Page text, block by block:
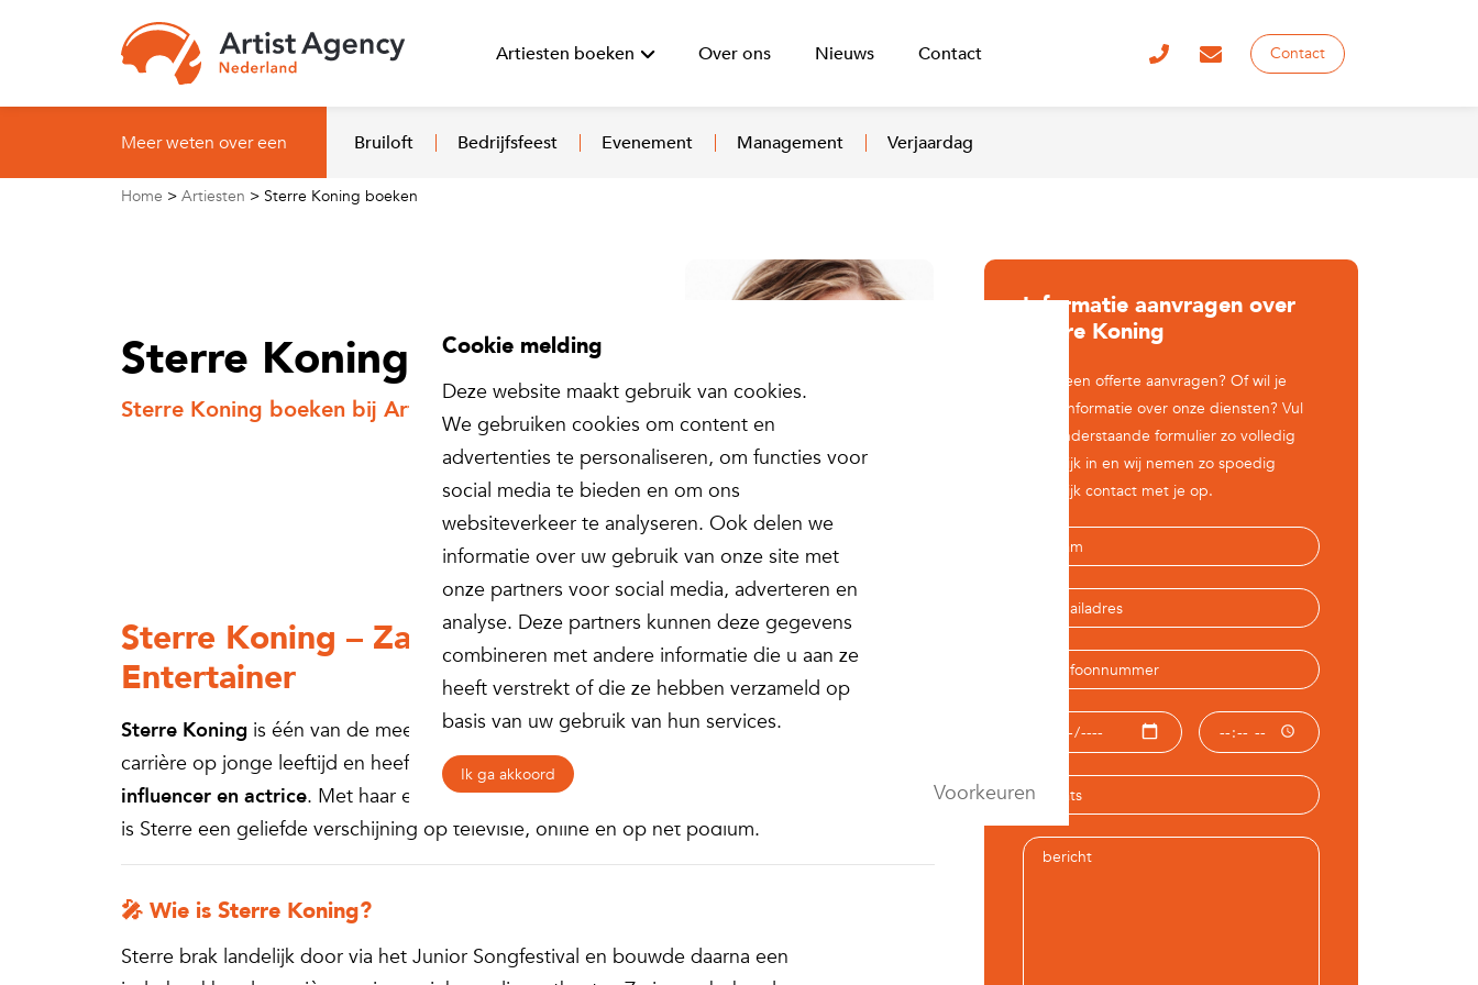
Naar hoofdinhoud
Artiesten boeken Over ons Nieuws Contact Contact
Meer weten over een Bruiloft Bedrijfsfeest Evenement Management Verjaardag
Home > Artiesten > Sterre Koning boeken
Sterre Koning boeken
Sterre Koning boeken bij Artist Agency Nederland
Sterre Koning – Zangeres, Presentatrice & Allround
Entertainer
Sterre Koningis één van de meest veelzijdige talenten van Nederland. Ze begon haar
carrière op jonge leeftijd en heeft sindsdien naam gemaakt als
influencer en actrice. Met haar energieke uitstraling, frisse sound en professionele aanpak
is Sterre een geliefde verschijning op televisie, online én op het podium.
🎤 Wie is Sterre Koning?
Sterre brak landelijk door via het Junior Songfestival en bouwde daarna een
Informatie aanvragen over
Sterre Koning
Wil je een offerte aanvragen? Of wil je
meer informatie over onze diensten? Vul
dan onderstaande formulier zo volledig
mogelijk in en wij nemen zo spoedig
mogelijk contact met je op.
Cookie melding
Deze website maakt gebruik van cookies.
We gebruiken cookies om content en
advertenties te personaliseren, om functies voor
social media te bieden en om ons
websiteverkeer te analyseren. Ook delen we
informatie over uw gebruik van onze site met
onze partners voor social media, adverteren en
analyse. Deze partners kunnen deze gegevens
combineren met andere informatie die u aan ze
heeft verstrekt of die ze hebben verzameld op
basis van uw gebruik van hun services.
Ik ga akkoord
Voorkeuren